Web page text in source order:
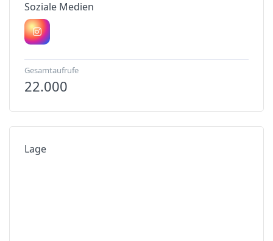
Soziale Medien
Gesamtaufrufe
22.000
Lage